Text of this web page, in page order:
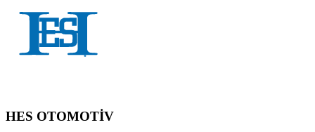
HES OTOMOTİV